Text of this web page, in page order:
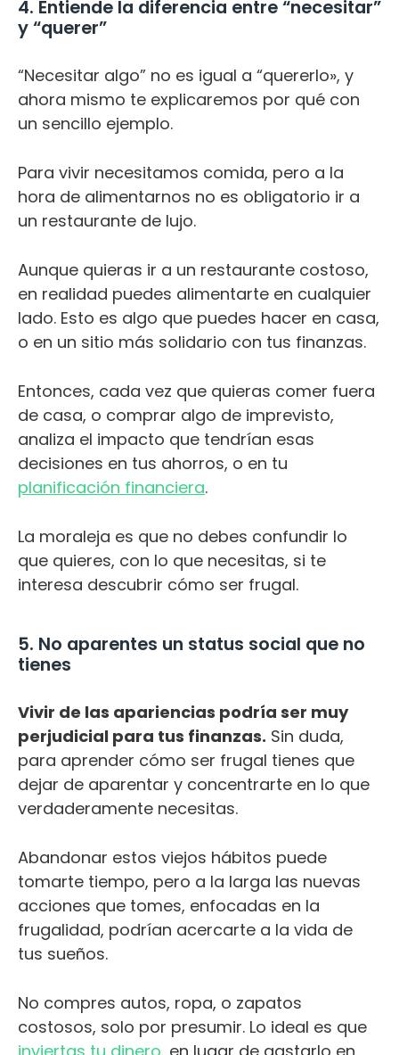
4. Entiende la diferencia entre “necesitar”
y “querer”
“Necesitar algo” no es igual a “quererlo», y
ahora mismo te explicaremos por qué con
un sencillo ejemplo.
Para vivir necesitamos comida, pero a la
hora de alimentarnos no es obligatorio ir a
un restaurante de lujo.
Aunque quieras ir a un restaurante costoso,
en realidad puedes alimentarte en cualquier
lado. Esto es algo que puedes hacer en casa,
o en un sitio más solidario con tus finanzas.
Entonces, cada vez que quieras comer fuera
de casa, o comprar algo de imprevisto,
analiza el impacto que tendrían esas
decisiones en tus ahorros, o en tu
planificación financiera.
La moraleja es que no debes confundir lo
que quieres, con lo que necesitas, si te
interesa descubrir cómo ser frugal.
5. No aparentes un status social que no
tienes
Vivir de las apariencias podría ser muy
perjudicial para tus finanzas. Sin duda,
para aprender cómo ser frugal tienes que
dejar de aparentar y concentrarte en lo que
verdaderamente necesitas.
Abandonar estos viejos hábitos puede
tomarte tiempo, pero a la larga las nuevas
acciones que tomes, enfocadas en la
frugalidad, podrían acercarte a la vida de
tus sueños.
No compres autos, ropa, o zapatos
costosos, solo por presumir. Lo ideal es que